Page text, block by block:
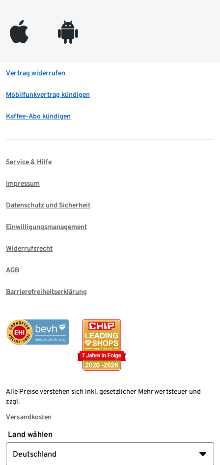
appleinc android
Vertrag widerrufen
Mobilfunkvertrag kündigen
Kaffee-Abo kündigen
Service & Hilfe
Impressum
Datenschutz und Sicherheit
Einwilligungsmanagement
Widerrufsrecht
AGB
Barrierefreiheitserklärung
Alle Preise verstehen sich inkl. gesetzlicher Mehrwertsteuer und
zzgl.
Versandkosten
Land wählen
Deutschland